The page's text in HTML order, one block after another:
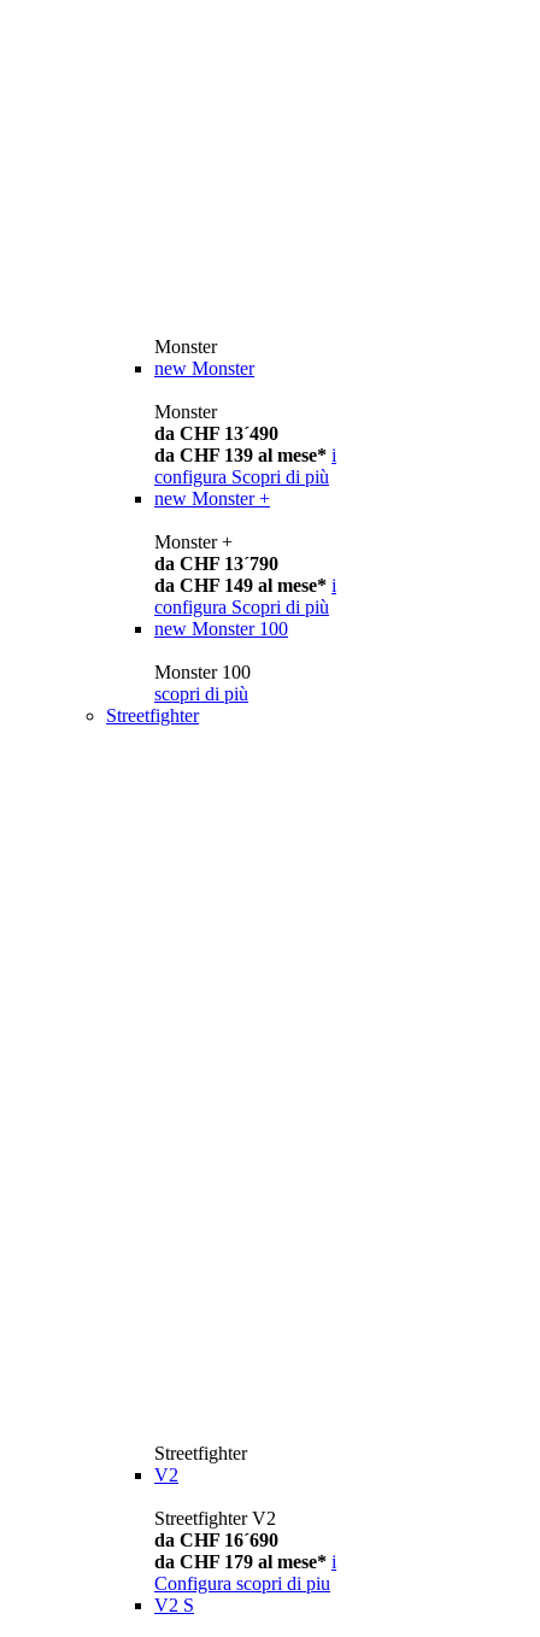
Monster
new Monster
Monster
da CHF 13´490
da CHF 139 al mese* i
configura Scopri di più
new Monster +
Monster +
da CHF 13´790
da CHF 149 al mese* i
configura Scopri di più
new Monster 100
Monster 100
scopri di più
Streetfighter
Streetfighter
V2
Streetfighter V2
da CHF 16´690
da CHF 179 al mese* i
Configura scopri di piu
V2 S